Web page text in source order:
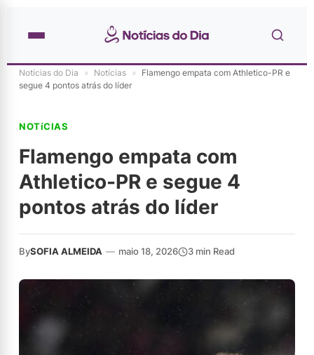
Notícias do Dia » Notícias » Flamengo empata com Athletico-PR e
segue 4 pontos atrás do líder
NOTíCIAS
Flamengo empata com
Athletico-PR e segue 4
pontos atrás do líder
BySOFIA ALMEIDA — maio 18, 2026 3 min Read